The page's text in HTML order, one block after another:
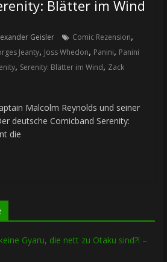
Blätter im Wind
Geisler Comic Rezension,
Jeanty, Joss Whedon, Panini, Panini
, Serenity: Blätter im Wind, Zack
Malcolm Reynolds und seiner
deutsche Comicband Serenity:
die
Gyaru, die nett zu Otaku sind?! –